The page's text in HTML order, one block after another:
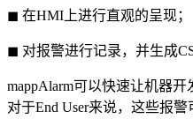
◼ 在HMI上进行直观的呈现；
◼ 对报警进行记录，并生成
mappAlarm可以快速让机器开
对于End User来说，这些报